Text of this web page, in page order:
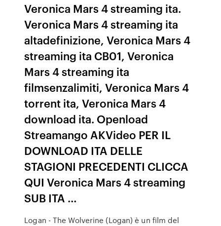
Veronica Mars 4 streaming ita.
Veronica Mars 4 streaming ita
altadefinizione, Veronica Mars 4
streaming ita CB01, Veronica
Mars 4 streaming ita
filmsenzalimiti, Veronica Mars 4
torrent ita, Veronica Mars 4
download ita. Openload
Streamango AKVideo PER IL
DOWNLOAD ITA DELLE
STAGIONI PRECEDENTI CLICCA
QUI Veronica Mars 4 streaming
SUB ITA …
Logan - The Wolverine (Logan) è un film del